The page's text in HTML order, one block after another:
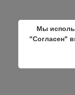
Мы
"Согласен"